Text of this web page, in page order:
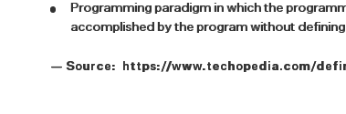
Programming paradigm in which the
accomplished by the program without
— Source: https://www.techopedia.com/